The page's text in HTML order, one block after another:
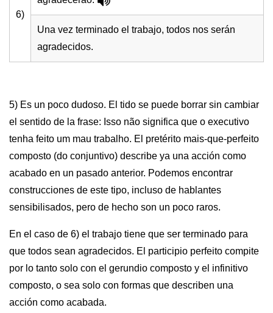
6)
Una vez terminado el trabajo, todos nos serán
agradecidos.
5) Es un poco dudoso. El tido se puede borrar sin cambiar
el sentido de la frase: Isso não significa que o executivo
tenha feito um mau trabalho. El pretérito mais-que-perfeito
composto (do conjuntivo) describe ya una acción como
acabado en un pasado anterior. Podemos encontrar
construcciones de este tipo, incluso de hablantes
sensibilisados, pero de hecho son un poco raros.
En el caso de 6) el trabajo tiene que ser terminado para
que todos sean agradecidos. El participio perfeito compite
por lo tanto solo con el gerundio composto y el infinitivo
composto, o sea solo con formas que describen una
acción como acabada.